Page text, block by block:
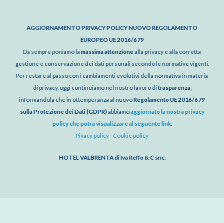
AGGIORNAMENTO PRIVACY POLICY NUOVO REGOLAMENTO
EUROPEO UE 2016/679
Da sempre poniamo la massima attenzione alla privacy e alla corretta
gestione e conservazione dei dati personali secondo le normative vigenti.
Per restare al passo con i cambiamenti evolutivi della normativa in materia
di privacy, oggi continuiamo nel nostro lavoro ditrasparenza,
informandola che in ottemperanza al nuovoRegolamento UE 2016/679
sulla Protezione dei Dati (GDPR)abbiamoaggiornato la nostra privacy
policy che potrà visualizzare al seguente link.
Pivacy policy- Cookie policy
HOTEL VALBRENTA di Iva Reffo & C snc.